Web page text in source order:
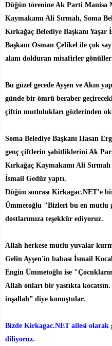
Düğün törenine Ak Parti Manisa
Kaymakamı Ali Sırmalı, Soma
Kırkağaç Belediye Başkanı
Başkanı Osman Çelikel ile çok
alanı dolduran misafirler
Bu güzel gecede Ayşen ve Akın
günde bir ömrü beraber
çiftin mutlulukları gözlerinden
Soma Belediye Başkanı Hasan
genç çiftlerin şahitliklerini Ak
Kırkağaç Kaymakamı Ali
İsmail Gedüz yaptı.
Düğün sonrası Kirkagac.NET’e
Ümmetoğlu "Bizleri bu en mutlu
dostlarımıza teşekkür ediyoruz.
Allah herkese mutlu yuvalar
Gelin Ayşen'in babası İsmail
Engin Ümmetoğlu ise
Allah onları bir yastıkta
inşallah” diye konuştular.
Bizde Kirkagac.NET ailesi
diliyoruz.